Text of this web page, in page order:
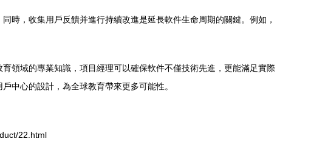
時，收集用戶反饋并進行持續改進是延長軟件生命周期的關鍵。例如，
領域的專業知識，項目經理可以確保軟件不僅技術先進，更能滿足實際
中心的設計，為全球教育帶來更多可能性。
22.html